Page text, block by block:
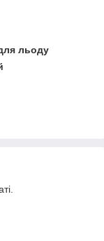
льоду